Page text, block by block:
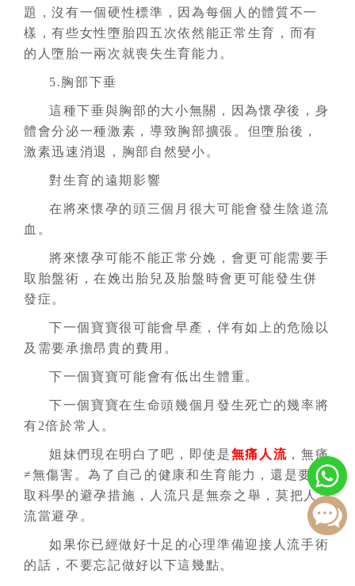
題，沒有一個硬性標準，因為每個人的體質不一
樣，有些女性墮胎四五次依然能正常生育，而有
的人墮胎一兩次就喪失生育能力。
5.胸部下垂
這種下垂與胸部的大小無關，因為懷孕後，身
體會分泌一種激素，導致胸部擴張。但墮胎後，
激素迅速消退，胸部自然變小。
對生育的遠期影響
在將來懷孕的頭三個月很大可能會發生陰道流
血。
將來懷孕可能不能正常分娩，會更可能需要手
取胎盤術，在娩出胎兒及胎盤時會更可能發生併
發症。
下一個寶寶很可能會早產，伴有如上的危險以
及需要承擔昂貴的費用。
下一個寶寶可能會有低出生體重。
下一個寶寶在生命頭幾個月發生死亡的幾率將
有2倍於常人。
姐妹們現在明白了吧，即使是無痛人流 ，無痛
≠無傷害。為了自己的健康和生育能力，還是要採
取科學的避孕措施，人流只是無奈之舉，莫把人
流當避孕。
如果你已經做好十足的心理準備迎接人流手術
的話，不要忘記做好以下這幾點。